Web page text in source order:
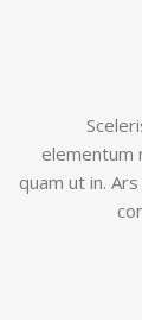
elementum
quam ut in.